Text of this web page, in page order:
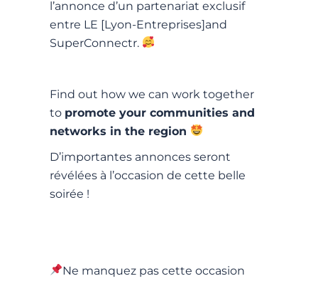
l’annonce d’un partenariat exclusif
entre LE [Lyon-Entreprises]and
SuperConnectr.
Find out how we can work together
to promote your communities and
networks in the region
D’importantes annonces seront
révélées à l’occasion de cette belle
soirée !
Ne manquez pas cette occasion